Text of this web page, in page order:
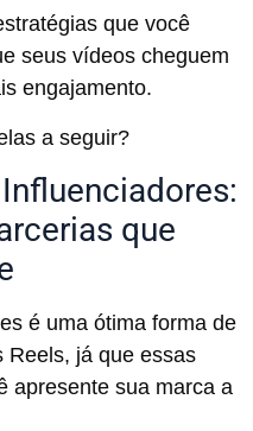
que você
seus vídeos cheguem
engajamento.
a seguir?
que
é uma ótima forma de
Reels, já que essas
apresente sua marca a